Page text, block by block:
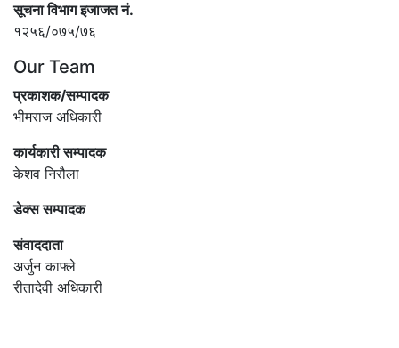
सूचना विभाग इजाजत नं.
१२५६/०७५/७६
Our Team
प्रकाशक/सम्पादक
भीमराज अधिकारी
कार्यकारी सम्पादक
केशव निरौला
डेक्स सम्पादक
संवाददाता
अर्जुन काफ्ले
रीतादेवी अधिकारी